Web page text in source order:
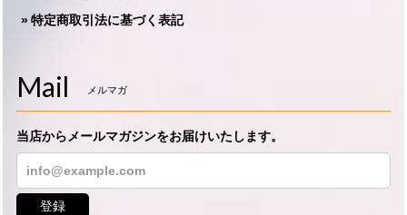
特定商取引法に基づく表記
Mail メルマガ
当店からメールマガジンをお届けいたします。
登録